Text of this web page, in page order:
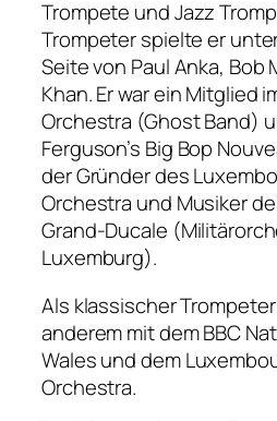
Trompete und Jazz
Trompeter spielte er
Seite von Paul Anka, Bob
Khan. Er war ein Mitglied
Orchestra (Ghost Band)
Ferguson’s Big Bop
der Gründer des
Orchestra und Musiker
Grand-Ducale
Luxemburg).
Als klassischer
anderem mit dem BBC
Wales und dem
Orchestra.